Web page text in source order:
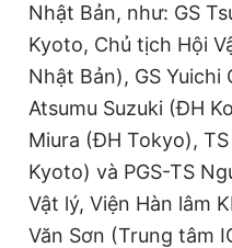
Tổng biên tập: Nguyễn Ngọc
Phó tổng biên tập thường
Phó tổng biên tập: Lâm Hiếu
Phó tổng biên tập: Trần Việt
Tổng thư ký tòa soạn: Đức
Giấy phép xuất bản số 110/
© 2003-2026 Bản quyền
chép dưới mọi hình thức nếu
bản. Phát triển bởi ePi
Nhật Bản, như: GS
Kyoto, Chủ tịch Hội
Nhật Bản), GS Yuichi
Atsumu Suzuki (ĐH
Miura (ĐH Tokyo),
Kyoto) và PGS-TS
Vật lý, Viện Hàn lâm
Văn Sơn (Trung tâm